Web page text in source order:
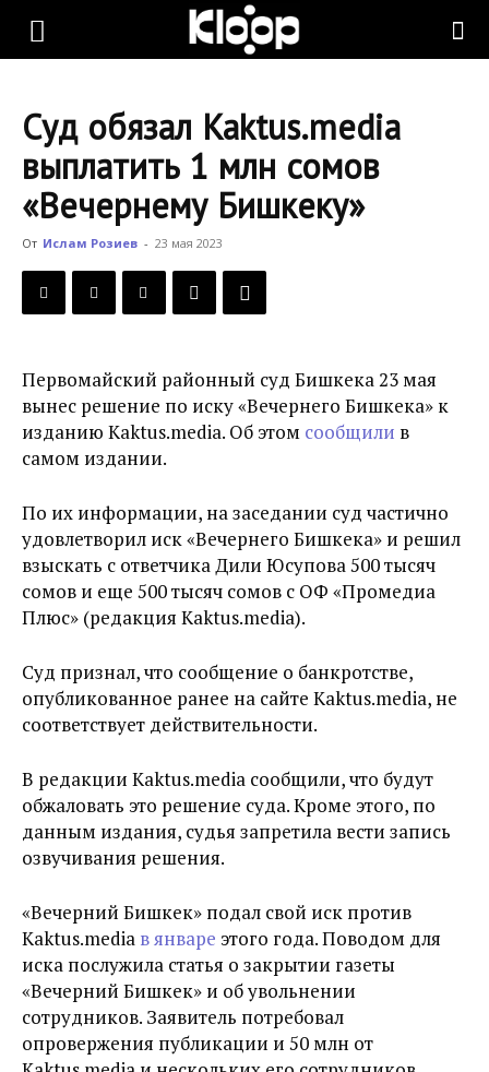
KLOOP.KG
Новости
Кыргызстана
Суд обязал Kaktus.media
выплатить 1 млн сомов
«Вечернему Бишкеку»
От Ислам Розиев - 23 мая 2023
Первомайский районный суд Бишкека 23 мая
вынес решение по иску «Вечернего Бишкека» к
изданию Kaktus.media. Об этом сообщили в
самом издании.
По их информации, на заседании суд частично
удовлетворил иск «Вечернего Бишкека» и решил
взыскать с ответчика Дили Юсупова 500 тысяч
сомов и еще 500 тысяч сомов с ОФ «Промедиа
Плюс» (редакция Kaktus.media).
Суд признал, что сообщение о банкротстве,
опубликованное ранее на сайте Kaktus.media, не
соответствует действительности.
В редакции Kaktus.media сообщили, что будут
обжаловать это решение суда. Кроме этого, по
данным издания, судья запретила вести запись
озвучивания решения.
«Вечерний Бишкек» подал свой иск против
Kaktus.media в январе этого года. Поводом для
иска послужила статья о закрытии газеты
«Вечерний Бишкек» и об увольнении
сотрудников. Заявитель потребовал
опровержения публикации и 50 млн от